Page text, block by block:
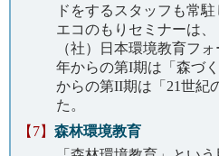
ドをするスタッフも常駐
エコのもりセミナーは
（社）日本環境教育フ
年からの第I期は「森づ
からの第II期は「21世紀
た。
【7】 森林環境教育